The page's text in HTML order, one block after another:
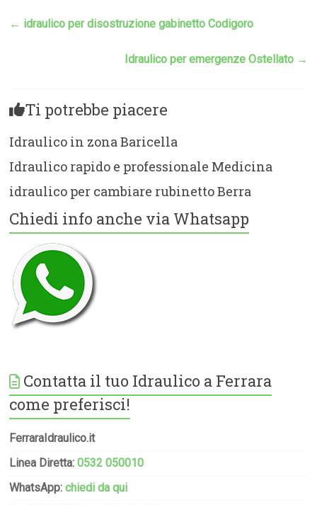
← idraulico per disostruzione gabinetto Codigoro
Idraulico per emergenze Ostellato →
Ti potrebbe piacere
Idraulico in zona Baricella
Idraulico rapido e professionale Medicina
idraulico per cambiare rubinetto Berra
Chiedi info anche via Whatsapp
Contatta il tuo Idraulico a Ferrara
come preferisci!
FerraraIdraulico.it
Linea Diretta:0532 050010
WhatsApp:chiedi da qui